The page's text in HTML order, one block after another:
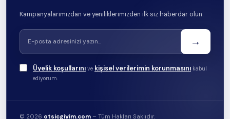
Kampanyalarımızdan ve yeniliklerimizden ilk siz haberdar olun.
→
Üyelik koşullarını ve kişisel verilerimin korunmasını kabul
ediyorum.
© 2026 otsicgiyim.com – Tüm Hakları Saklıdır.